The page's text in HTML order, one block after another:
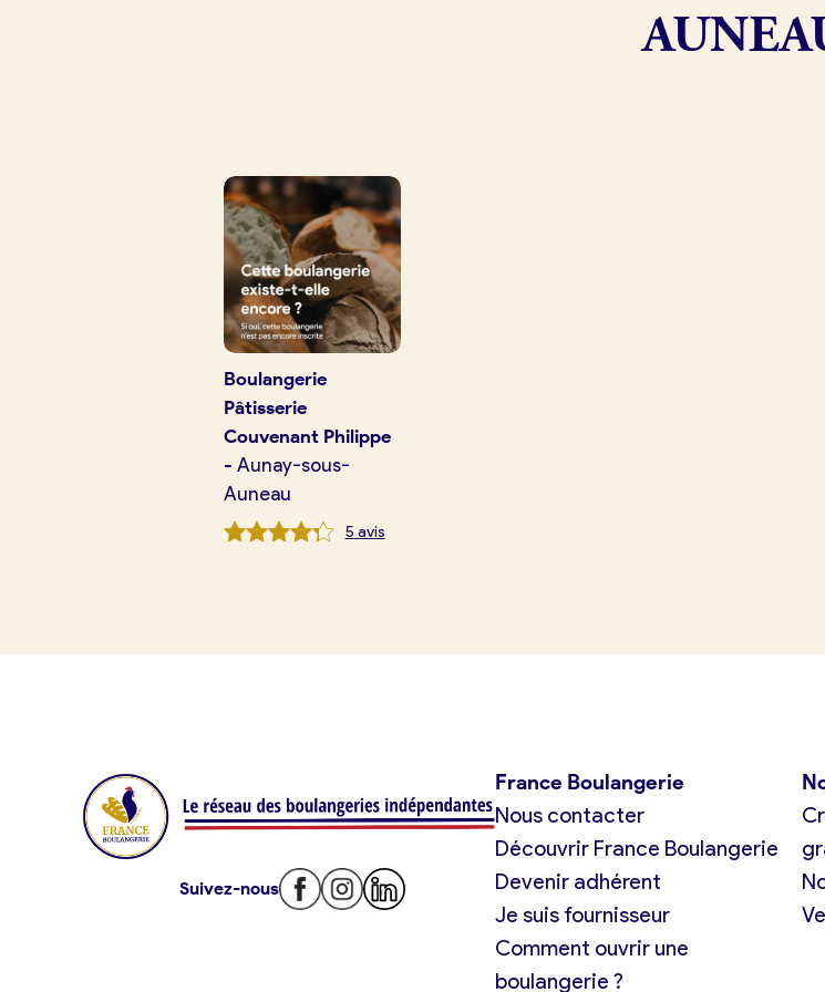
Je trouve ma boulangerie
Je suis boulanger
Je découvre France Boulangerie
Mes tarifs
Mon comparatif gratuit
Offres d’emploi
Je suis fournisseur
Boulangerie
Pâtisserie
Couvenant Philippe
- Aunay-sous-
Auneau
5 avis
Suivez-nous
France Boulangerie
Nous contacter
Découvrir France Boulangerie
Devenir adhérent
Je suis fournisseur
Comment ouvrir une
boulangerie ?